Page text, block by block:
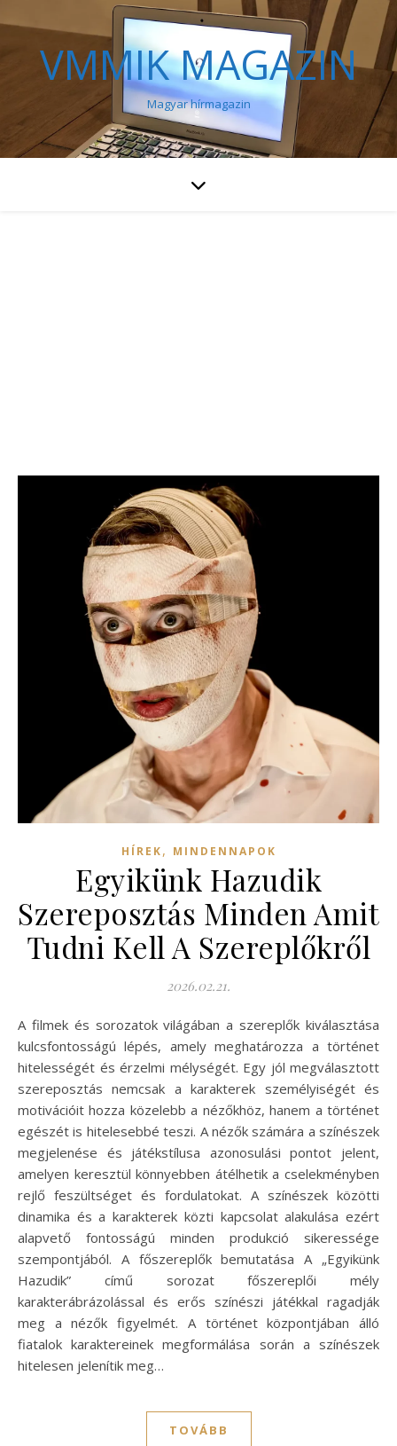
VMMIK MAGAZIN
Magyar hírmagazin
HÍREK, MINDENNAPOK
Egyikünk Hazudik
Szereposztás Minden Amit
Tudni Kell A Szereplőkről
2026.02.21.
A filmek és sorozatok világában a szereplők kiválasztása
kulcsfontosságú lépés, amely meghatározza a történet
hitelességét és érzelmi mélységét. Egy jól megválasztott
szereposztás nemcsak a karakterek személyiségét és
motivációit hozza közelebb a nézőkhöz, hanem a történet
egészét is hitelesebbé teszi. A nézők számára a színészek
megjelenése és játékstílusa azonosulási pontot jelent,
amelyen keresztül könnyebben átélhetik a cselekményben
rejlő feszültséget és fordulatokat. A színészek közötti
dinamika és a karakterek közti kapcsolat alakulása ezért
alapvető fontosságú minden produkció sikeressége
szempontjából. A főszereplők bemutatása A „Egyikünk
Hazudik” című sorozat főszereplői mély
karakterábrázolással és erős színészi játékkal ragadják
meg a nézők figyelmét. A történet központjában álló
fiatalok karaktereinek megformálása során a színészek
hitelesen jelenítik meg…
TOVÁBB